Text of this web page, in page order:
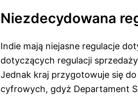
Niezdecydowana
Indie mają niejasne regulacje
dotyczących regulacji
Jednak kraj przygotowuje się
cyfrowych, gdyż Departament